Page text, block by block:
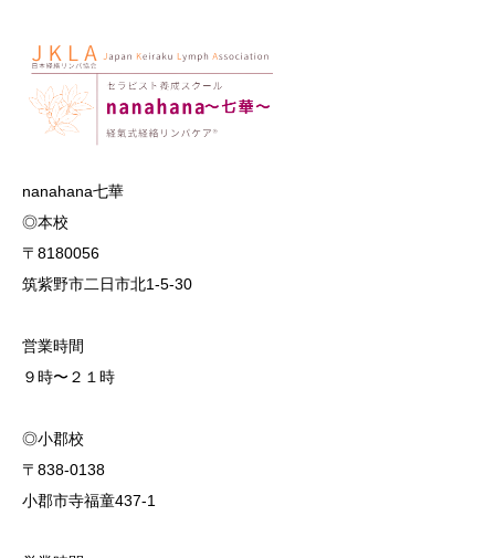
nanahana七華
◎本校
〒8180056
筑紫野市二日市北1-5-30
営業時間
９時〜２１時
◎小郡校
〒838-0138
小郡市寺福童437-1